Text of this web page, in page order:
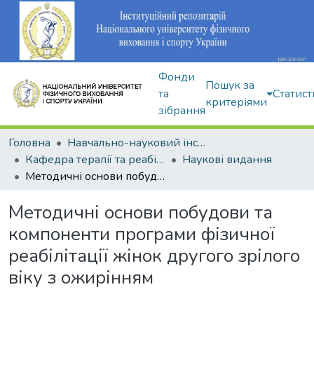
Фонди
та
зібрання
Пошук за
критеріями
Головна
Навчально-науковий інститут здоров'я, реабілітації та фізичного виховання
Кафедра терапії та реабілітації
Наукові видання
Методичні основи побудови та компоненти програми фізичної реабілітації жінок другого зрілого віку з ожирінням
Методичні основи побудови та
компоненти програми фізичної
реабілітації жінок другого зрілого
віку з ожирінням